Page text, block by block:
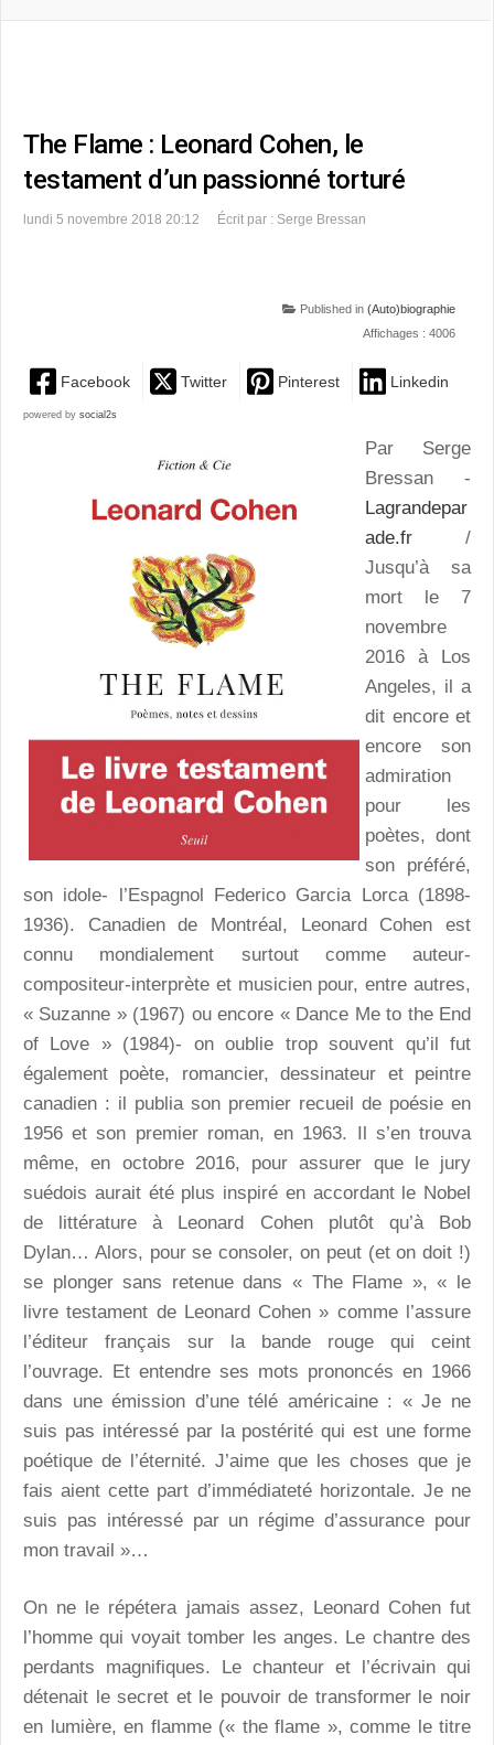
The Flame : Leonard Cohen, le
testament d’un passionné torturé
lundi 5 novembre 2018 20:12 Écrit par : Serge Bressan
Published in (Auto)biographie
Affichages : 4006
Facebook Twitter Pinterest Linkedin
powered by social2s
Par Serge
Bressan -
Lagrandepar
ade.fr /
Jusqu’à sa
mort le 7
novembre
2016 à Los
Angeles, il a
dit encore et
encore son
admiration
pour les
poètes, dont
son préféré,
son idole- l’Espagnol Federico Garcia Lorca (1898-
1936). Canadien de Montréal, Leonard Cohen est
connu mondialement surtout comme auteur-
compositeur-interprète et musicien pour, entre autres,
« Suzanne » (1967) ou encore « Dance Me to the End
of Love » (1984)- on oublie trop souvent qu’il fut
également poète, romancier, dessinateur et peintre
canadien : il publia son premier recueil de poésie en
1956 et son premier roman, en 1963. Il s’en trouva
même, en octobre 2016, pour assurer que le jury
suédois aurait été plus inspiré en accordant le Nobel
de littérature à Leonard Cohen plutôt qu’à Bob
Dylan… Alors, pour se consoler, on peut (et on doit !)
se plonger sans retenue dans « The Flame », « le
livre testament de Leonard Cohen » comme l’assure
l’éditeur français sur la bande rouge qui ceint
l’ouvrage. Et entendre ses mots prononcés en 1966
dans une émission d’une télé américaine : « Je ne
suis pas intéressé par la postérité qui est une forme
poétique de l’éternité. J’aime que les choses que je
fais aient cette part d’immédiateté horizontale. Je ne
suis pas intéressé par un régime d’assurance pour
mon travail »…
On ne le répétera jamais assez, Leonard Cohen fut
l’homme qui voyait tomber les anges. Le chantre des
perdants magnifiques. Le chanteur et l’écrivain qui
détenait le secret et le pouvoir de transformer le noir
en lumière, en flamme (« the flame », comme le titre